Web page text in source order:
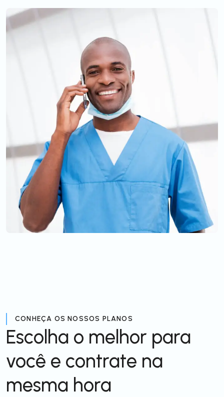
CONHEÇA OS NOSSOS PLANOS
Escolha o melhor para
você e contrate na
mesma hora